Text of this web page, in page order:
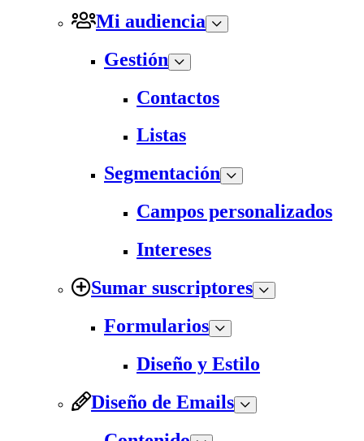
Mi audiencia
Gestión
Contactos
Listas
Segmentación
Campos personalizados
Intereses
Sumar suscriptores
Formularios
Diseño y Estilo
Diseño de Emails